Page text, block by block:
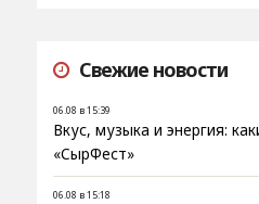
Свежие новости
06.08 в 15:39
Вкус, музыка и энергия:
«СырФест»
06.08 в 15:18